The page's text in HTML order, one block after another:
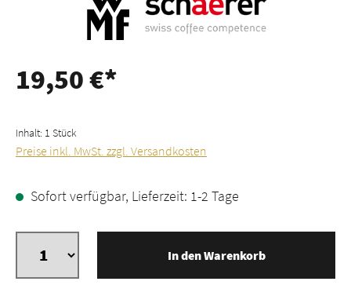
19,50 €*
Inhalt: 1 Stück
Preise inkl. MwSt. zzgl. Versandkosten
Sofort verfügbar, Lieferzeit: 1-2 Tage
In den Warenkorb